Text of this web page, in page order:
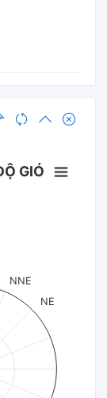
GIÓ
NNE
NE